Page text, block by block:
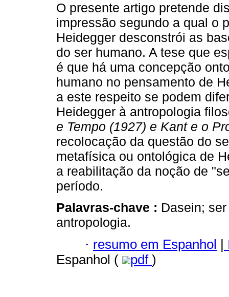
O presente artigo pretende
impressão segundo a qual o
Heidegger desconstrói as
do ser humano. A tese que
é que há uma concepção
humano no pensamento de
a este respeito se podem
Heidegger à antropologia
e Tempo (1927) e Kant e o
recolocação da questão do
metafísica ou ontológica de
a reabilitação da noção de
período.
Palavras-chave : Dasein;
antropologia.
· resumo em Espanhol |
Espanhol (
pdf )